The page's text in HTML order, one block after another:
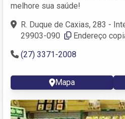
melhore sua saúde!
R. Duque de Caxias, 283 -
29903-090 ‎
Endereço
(27) 3371-2008
Mapa